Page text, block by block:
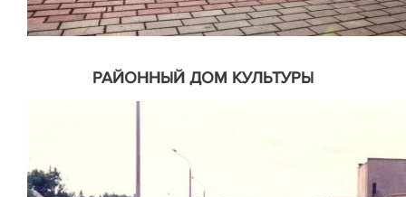
РАЙОННЫЙ ДОМ КУЛЬТУРЫ